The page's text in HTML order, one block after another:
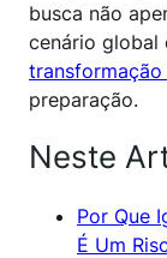
busca não
cenário global
preparação.
Neste
Por Que
É Um